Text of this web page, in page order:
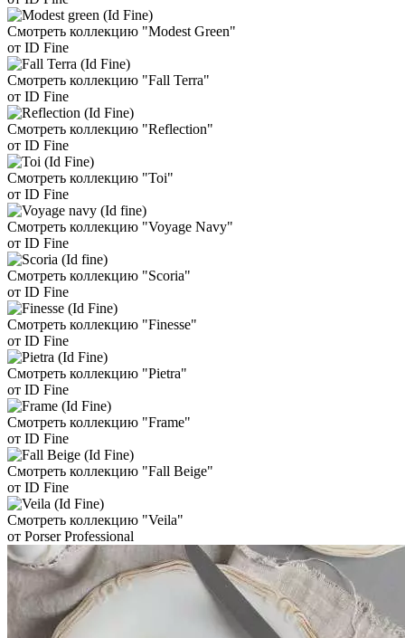
Смотреть коллекцию "Modest Green"
от ID Fine
Смотреть коллекцию "Fall Terra"
от ID Fine
Смотреть коллекцию "Reflection"
от ID Fine
Смотреть коллекцию "Toi"
от ID Fine
Смотреть коллекцию "Voyage Navy"
от ID Fine
Смотреть коллекцию "Scoria"
от ID Fine
Смотреть коллекцию "Finesse"
от ID Fine
Смотреть коллекцию "Pietra"
от ID Fine
Смотреть коллекцию "Frame"
от ID Fine
Смотреть коллекцию "Fall Beige"
от ID Fine
Смотреть коллекцию "Veila"
от Porser Professional